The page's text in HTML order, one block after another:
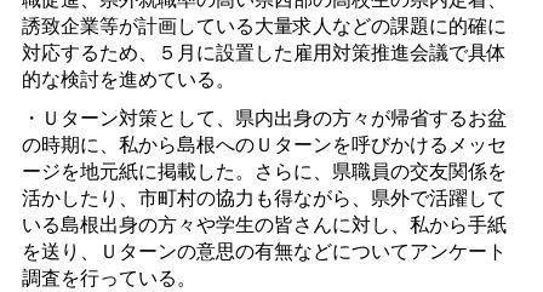
誘致企業等が計画している大量求人などの課題に的確に
対応するため、５月に設置した雇用対策推進会議で具体
的な検討を進めている。
・Ｕターン対策として、県内出身の方々が帰省するお盆
の時期に、私から島根へのＵターンを呼びかけるメッセ
ージを地元紙に掲載した。さらに、県職員の交友関係を
活かしたり、市町村の協力も得ながら、県外で活躍して
いる島根出身の方々や学生の皆さんに対し、私から手紙
を送り、Ｕターンの意思の有無などについてアンケート
調査を行っている。